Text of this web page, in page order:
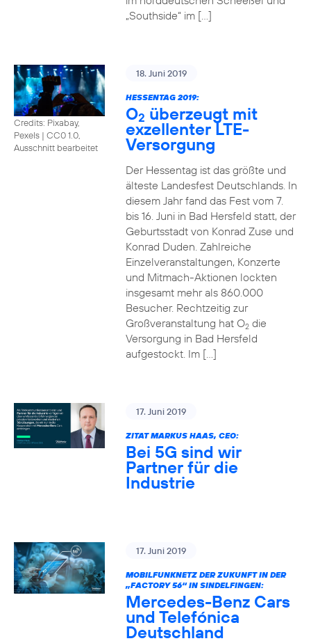
„Southside“ im […]
Credits: Pixabay,
Pexels | CC0 1.0,
Ausschnitt bearbeitet
18. Juni 2019
HESSENTAG 2019:
O2 überzeugt mit
exzellenter LTE-
Versorgung
Der Hessentag ist das größte und
älteste Landesfest Deutschlands. In
diesem Jahr fand das Fest vom 7.
bis 16. Juni in Bad Hersfeld statt, der
Geburtsstadt von Konrad Zuse und
Konrad Duden. Zahlreiche
Einzelveranstaltungen, Konzerte
und Mitmach-Aktionen lockten
insgesamt mehr als 860.000
Besucher. Rechtzeitig zur
Großveranstaltung hat O2die
Versorgung in Bad Hersfeld
aufgestockt. Im […]
17. Juni 2019
ZITAT MARKUS HAAS, CEO:
Bei 5G sind wir
Partner für die
Industrie
17. Juni 2019
MOBILFUNKNETZ DER ZUKUNFT IN DER
„FACTORY 56“ IN SINDELFINGEN:
Mercedes-Benz Cars
und Telefónica
Deutschland